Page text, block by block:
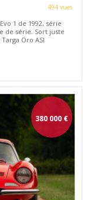
494 vues
1 de 1992, série
de série. Sort juste
Oro ASI
380 000€